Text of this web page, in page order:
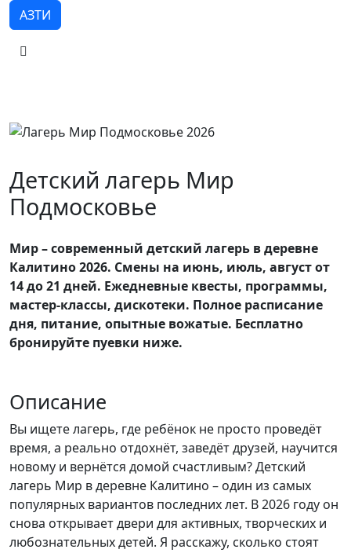
АЗТИ
Детский лагерь Мир
Подмосковье
Мир – современный детский лагерь в деревне
Калитино 2026. Смены на июнь, июль, август от
14 до 21 дней. Ежедневные квесты, программы,
мастер-классы, дискотеки. Полное расписание
дня, питание, опытные вожатые. Бесплатно
бронируйте пуевки ниже.
Описание
Вы ищете лагерь, где ребёнок не просто проведёт
время, а реально отдохнёт, заведёт друзей, научится
новому и вернётся домой счастливым? Детский
лагерь Мир в деревне Калитино – один из самых
популярных вариантов последних лет. В 2026 году он
снова открывает двери для активных, творческих и
любознательных детей. Я расскажу, сколько стоят